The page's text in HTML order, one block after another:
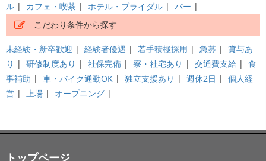
ル | カフェ・喫茶 | ホテル・ブライダル | バー |
こだわり条件から探す
未経験・新卒歓迎 | 経験者優遇 | 若手積極採用 | 急募 | 賞与あ
り | 研修制度あり | 社保完備 | 寮・社宅あり | 交通費支給 | 食
事補助 | 車・バイク通勤OK | 独立支援あり | 週休2日 | 個人経
営 | 上場 | オープニング |
トップページ